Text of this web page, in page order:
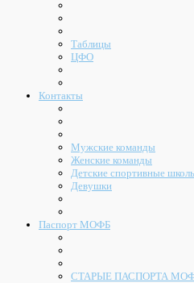
Таблицы
ЦФО
Контакты
Мужские команды
Женские команды
Детские спортивные
Девушки
Паспорт МОФБ
СТАРЫЕ ПАСПОРТА